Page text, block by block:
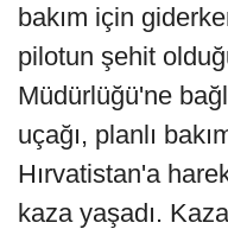
bakım için
pilotun şehit
Müdürlüğü'ne
uçağı, planlı
Hırvatistan'a
kaza yaşadı.